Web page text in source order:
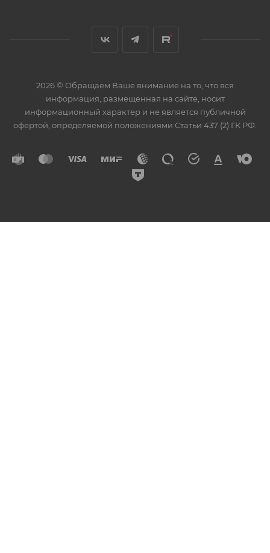
2026 © Обращаем Ваше внимание на то, что вся
информация, размещенная на сайте, носит
информационный характер и не является публичной
офертой, определяемой положениями Статьи 437 (2) ГК РФ.